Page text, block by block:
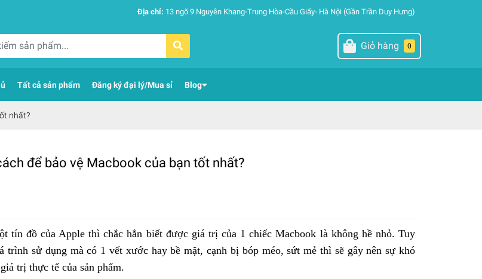
Địa chỉ: 13 ngõ 9 Nguyễn Khang-Trung Hòa-Cầu Giấy- Hà Nội (Gần Trần Duy Hưng)
Giỏ hàng 0
Tất cả sản phẩm Đăng ký đại lý/Mua sỉ Blog
nhất?
để bảo vệ Macbook của bạn tốt nhất?
tín đồ của Apple thì chắc hẳn biết được giá trị của 1 chiếc Macbook là không hề nhỏ. Tuy
trình sử dụng mà có 1 vết xước hay bề mặt, cạnh bị bóp méo, sứt mẻ thì sẽ gây nên sự khó
trị thực tế của sản phẩm.